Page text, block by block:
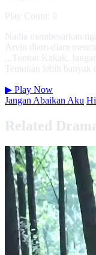
Play Count: 0
Nadia membesarkan
Arvin diam-diam
...Tonton Kakak,
Temukan lebih banyak
▶ Play Now
Jangan Abaikan Aku
Related